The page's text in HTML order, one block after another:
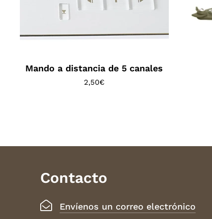
Mando a distancia de 5 canales
2,50€
Contacto
Envíenos un correo electrónico